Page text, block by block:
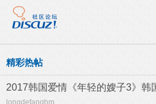
精彩热帖
2017韩国爱情《年轻的嫂子3》韩
longdefanghm